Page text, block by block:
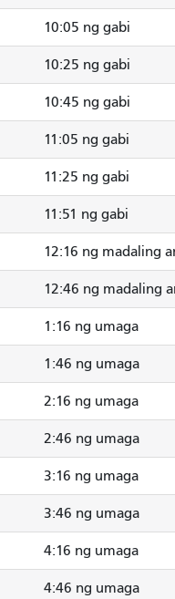
10:05 ng gabi
10:25 ng gabi
10:45 ng gabi
11:05 ng gabi
11:25 ng gabi
11:51 ng gabi
12:16 ng madaling
12:46 ng madaling
1:16 ng umaga
1:46 ng umaga
2:16 ng umaga
2:46 ng umaga
3:16 ng umaga
3:46 ng umaga
4:16 ng umaga
4:46 ng umaga